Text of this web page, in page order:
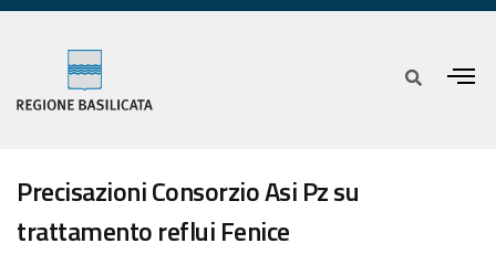
Precisazioni Consorzio Asi Pz su
trattamento reflui Fenice